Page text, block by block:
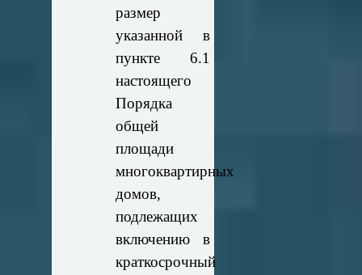
размер
указанной в
пункте 6.1
настоящего
Порядка
общей
площади
многоквартирных
домов,
подлежащих
включению в
краткосрочный